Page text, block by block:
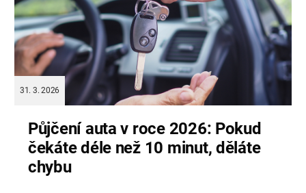
31. 3. 2026
Půjčení auta v roce 2026: Pokud
čekáte déle než 10 minut, děláte
chybu